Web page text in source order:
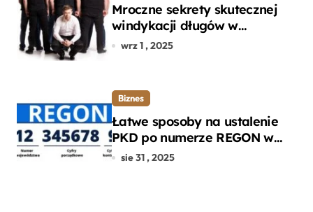
Mroczne sekrety skutecznej
windykacji długów w
departamencie windykacji
wrz 1 , 2025
Biznes
Łatwe sposoby na ustalenie
PKD po numerze REGON w
kilku prostych krokach
sie 31 , 2025